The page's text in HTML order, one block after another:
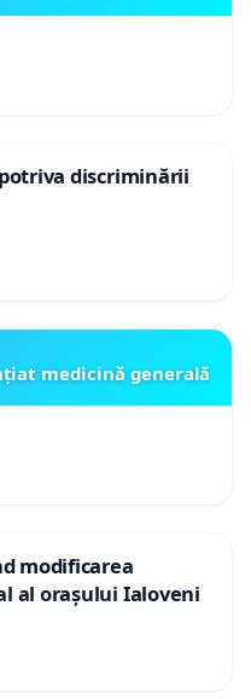
discriminării
medicină generală
modificarea
al orașului Ialoveni